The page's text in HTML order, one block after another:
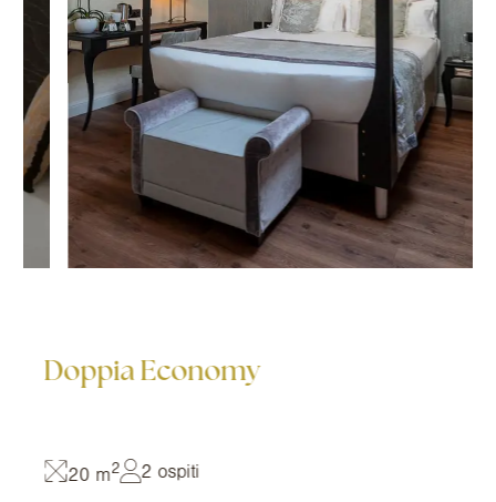
Doppia Economy
20 m2 2 ospiti